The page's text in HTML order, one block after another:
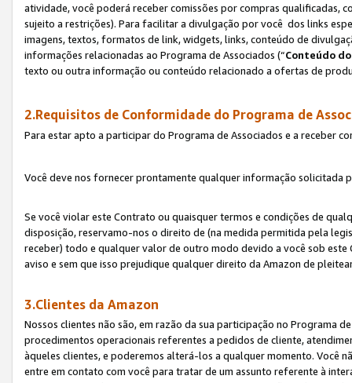
atividade, você poderá receber comissões por compras qualificadas,
sujeito a restrições). Para facilitar a divulgação por você dos links
imagens, textos, formatos de link, widgets, links, conteúdo de
informações relacionadas ao Programa de Associados (“Conteúdo
texto ou outra informação ou conteúdo relacionado a ofertas de
2.Requisitos de Conformidade do Programa de
Para estar apto a participar do Programa de Associados e a receber
Você deve nos fornecer prontamente qualquer informação solicitada
Se você violar este Contrato ou quaisquer termos e condições de
disposição, reservamo-nos o direito de (na medida permitida pela
receber) todo e qualquer valor de outro modo devido a você sob
aviso e sem que isso prejudique qualquer direito da Amazon de
3.Clientes da Amazon
Nossos clientes não são, em razão da sua participação no Programa
procedimentos operacionais referentes a pedidos de cliente,
àqueles clientes, e poderemos alterá-los a qualquer momento. Você
entre em contato com você para tratar de um assunto referente à